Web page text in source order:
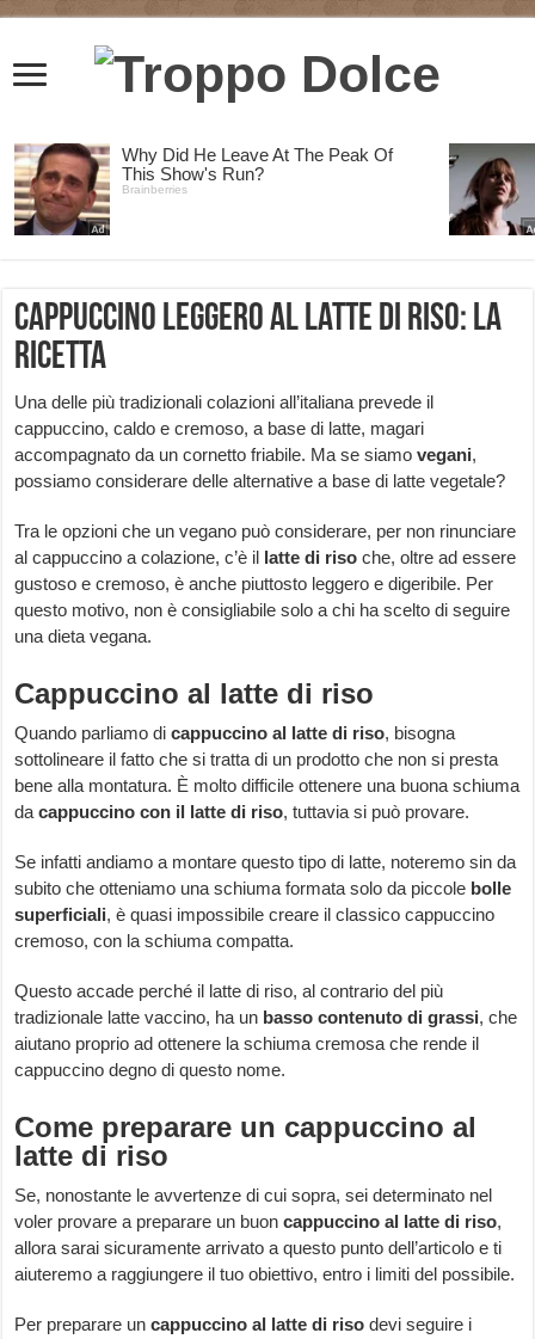
Cappuccino leggero al latte di riso: la
ricetta
Una delle più tradizionali colazioni all’italiana prevede il
cappuccino, caldo e cremoso, a base di latte, magari
accompagnato da un cornetto friabile. Ma se siamovegani,
possiamo considerare delle alternative a base di latte vegetale?
Tra le opzioni che un vegano può considerare, per non rinunciare
al cappuccino a colazione, c’è il latte di riso che, oltre ad essere
gustoso e cremoso, è anche piuttosto leggero e digeribile. Per
questo motivo, non è consigliabile solo a chi ha scelto di seguire
una dieta vegana.
Cappuccino al latte di riso
Quando parliamo dicappuccino al latte di riso, bisogna
sottolineare il fatto che si tratta di un prodotto che non si presta
bene alla montatura. È molto difficile ottenere una buona schiuma
dacappuccino con il latte di riso, tuttavia si può provare.
Se infatti andiamo a montare questo tipo di latte, noteremo sin da
subito che otteniamo una schiuma formata solo da piccole bolle
superficiali, è quasi impossibile creare il classico cappuccino
cremoso, con la schiuma compatta.
Questo accade perché il latte di riso, al contrario del più
tradizionale latte vaccino, ha un basso contenuto di grassi, che
aiutano proprio ad ottenere la schiuma cremosa che rende il
cappuccino degno di questo nome.
Come preparare un cappuccino al
latte di riso
Se, nonostante le avvertenze di cui sopra, sei determinato nel
voler provare a preparare un buoncappuccino al latte di riso,
allora sarai sicuramente arrivato a questo punto dell’articolo e ti
aiuteremo a raggiungere il tuo obiettivo, entro i limiti del possibile.
Per preparare uncappuccino al latte di riso devi seguire i